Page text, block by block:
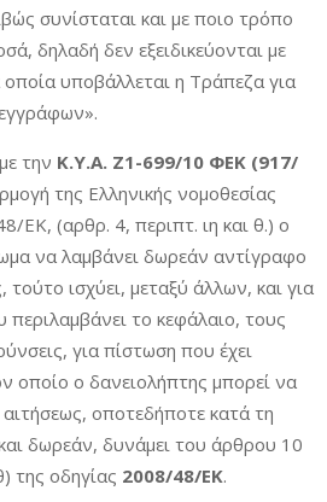
συνίσταται και με ποιο τρόπο
δηλαδή δεν εξειδικεύονται με
υποβάλλεται η Τράπεζα για
την Κ.Υ.Α. Ζ1-699/10 ΦΕΚ (917/
της Ελληνικής νομοθεσίας
ΕΚ, (αρθρ. 4, περιπτ. ιη και θ.) ο
να λαμβάνει δωρεάν αντίγραφο
ισχύει, μεταξύ άλλων, και για
το κεφάλαιο, τους
για πίστωση που έχει
οποίο ο δανειολήπτης μπορεί να
οποτεδήποτε κατά τη
δωρεάν, δυνάμει του άρθρου 10
της οδηγίας 2008/48/ΕΚ.